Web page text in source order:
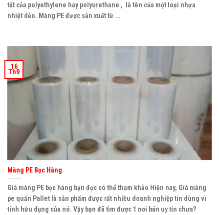
tắt của polyethylene hay polyurethane , là tên của một loại nhựa
nhiệt dẻo. Màng PE được sản xuất từ ...
Màng PE Bọc Hàng
Giá màng PE bọc hàng bạn đọc có thể tham khảo Hiện nay, Giá màng
pe quấn Pallet là sản phẩm được rất nhiều doanh nghiệp tin dùng vì
tính hữu dụng của nó. Vậy bạn đã tìm được 1 nơi bán uy tín chưa?
16
Th9